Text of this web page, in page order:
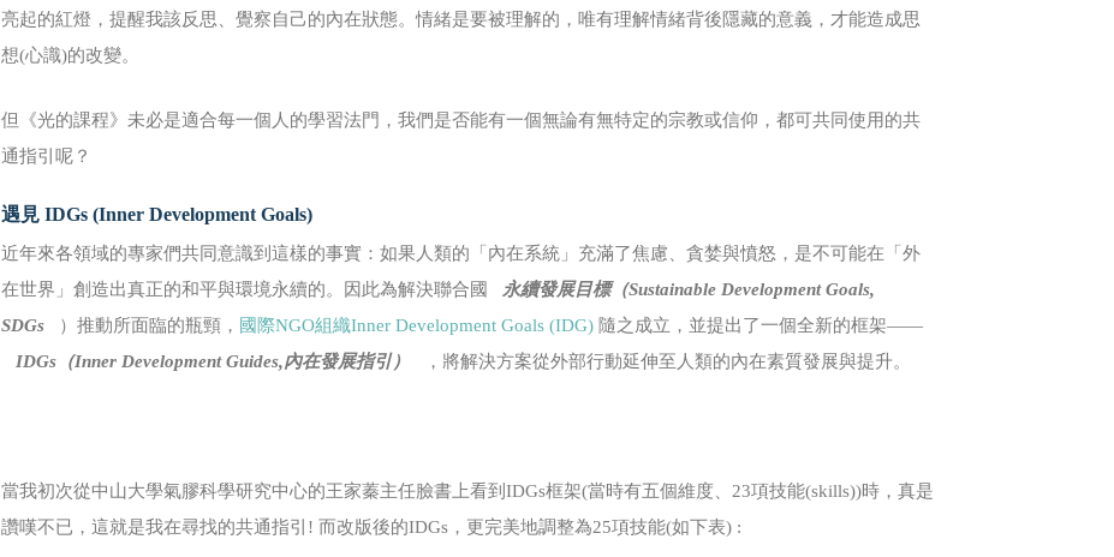
亮起的紅燈，提醒我該反思、覺察自己的內在狀態。情緒是要被理解的，唯有理解情緒背後隱藏的意義，才能造成思
想(心識)的改變。
但《光的課程》未必是適合每一個人的學習法門，我們是否能有一個無論有無特定的宗教或信仰，都可共同使用的共
通指引呢？
遇見 IDGs (Inner Development Goals)
近年來各領域的專家們共同意識到這樣的事實：如果人類的「內在系統」充滿了焦慮、貪婪與憤怒，是不可能在「外
在世界」創造出真正的和平與環境永續的。因此為解決聯合國
永續發展目標（Sustainable Development Goals,
SDGs
）推動所面臨的瓶頸， 國際NGO組織Inner Development Goals (IDG) 隨之成立，並提出了一個全新的框架——
IDGs（Inner Development Guides,內在發展指引）
，將解決方案從外部行動延伸至人類的內在素質發展與提升。
當我初次從中山大學氣膠科學研究中心的王家蓁主任臉書上看到IDGs框架(當時有五個維度、23項技能(skills))時，真是
讚嘆不已，這就是我在尋找的共通指引! 而改版後的IDGs，更完美地調整為25項技能(如下表) :